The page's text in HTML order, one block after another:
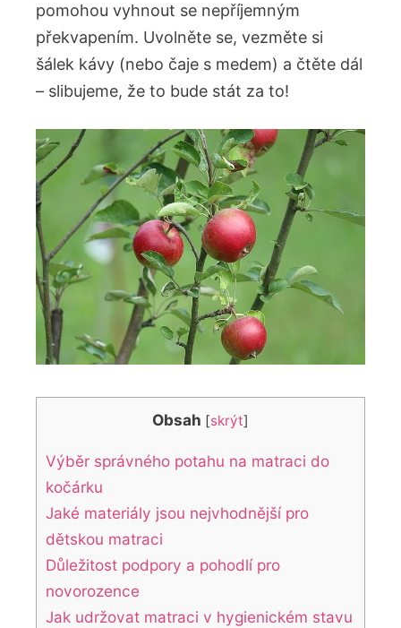
pomohou vyhnout se nepříjemným
překvapením. Uvolněte se, vezměte si
šálek kávy (nebo čaje s medem) a čtěte dál
– slibujeme, že to bude stát za to!
Obsah [skrýt]
Výběr správného potahu na matraci do
kočárku
Jaké materiály jsou nejvhodnější pro
dětskou matraci
Důležitost podpory a pohodlí pro
novorozence
Jak udržovat matraci v hygienickém stavu